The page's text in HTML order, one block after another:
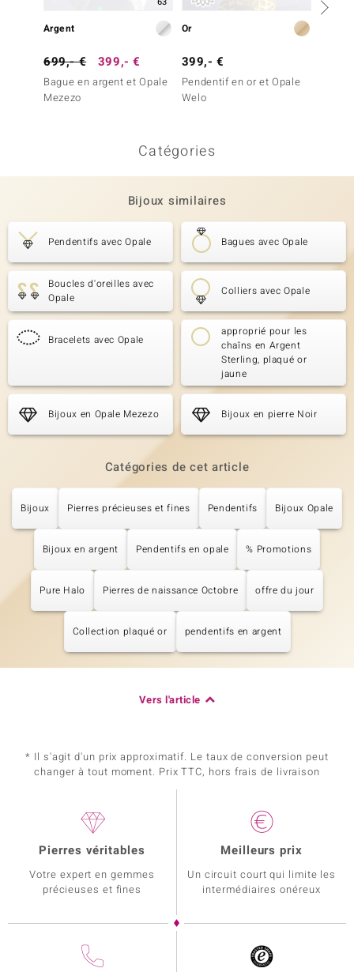
Argent
699,- € 399,- €
Bague en argent et Opale
Mezezo
Or
399,- €
Pendentif en or et Opale
Welo
Catégories
Bijoux similaires
Pendentifs avec Opale Bagues avec Opale
Boucles d'oreilles avec
Opale
Colliers avec Opale
Bracelets avec Opale
approprié pour les
chaîns en Argent
Sterling, plaqué or
jaune
Bijoux en Opale Mezezo Bijoux en pierre Noir
Catégories de cet article
Bijoux Pierres précieuses et fines Pendentifs Bijoux Opale
Bijoux en argent Pendentifs en opale % Promotions
Pure Halo Pierres de naissance Octobre offre du jour
Collection plaqué or pendentifs en argent
Vers l'article
* Il s'agit d'un prix approximatif. Le taux de conversion peut
changer à tout moment. Prix TTC, hors frais de livraison
Pierres véritables
Votre expert en gemmes
précieuses et fines
Meilleurs prix
Un circuit court qui limite les
intermédiaires onéreux